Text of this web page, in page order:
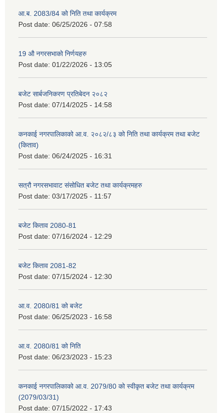
आ.ब. 2083/84 को निति तथा कार्यक्रम
Post date: 06/25/2026 - 07:58
19 औ नगरसभाको निर्णयहरु
Post date: 01/22/2026 - 13:05
बजेट सार्बजनिकरण प्रतिबेदन २०८२
Post date: 07/14/2025 - 14:58
कनकाई नगरपालिकाको आ.व. २०८२/८३ को निति तथा कार्यक्रम तथा बजेट
(किताव)
Post date: 06/24/2025 - 16:31
सत्रौ नगरसभावाट संसोधित बजेट तथा कार्यक्रमहरु
Post date: 03/17/2025 - 11:57
बजेट किताव 2080-81
Post date: 07/16/2024 - 12:29
बजेट किताव 2081-82
Post date: 07/15/2024 - 12:30
आ.व. 2080/81 को बजेट
Post date: 06/25/2023 - 16:58
आ.व. 2080/81 को निति
Post date: 06/23/2023 - 15:23
कनकाई नगरपालिकाको आ.व. 2079/80 को स्वीकृत बजेट तथा कार्यक्रम
(2079/03/31)
Post date: 07/15/2022 - 17:43